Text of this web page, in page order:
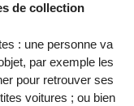
de collection
: une personne va
par exemple les
pour retrouver ses
voitures ; ou bien